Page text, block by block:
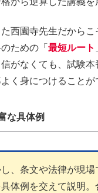
西園寺先生だからこ
ための「 最短ルート
がなくても、試験本
く身につけることが
な具体例
、条文や法律が現
体例を交えて説明。